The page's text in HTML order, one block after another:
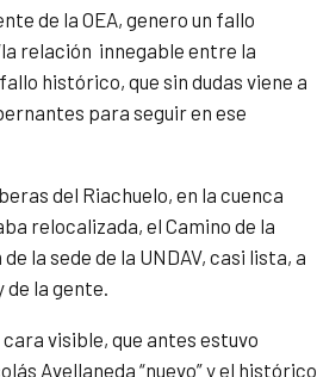
de la OEA, genero un fallo
relación innegable entre la
histórico, que sin dudas viene a
para seguir en ese
del Riachuelo, en la cuenca
relocalizada, el Camino de la
la sede de la UNDAV, casi lista, a
la gente.
visible, que antes estuvo
Avellaneda “nuevo” y el histórico